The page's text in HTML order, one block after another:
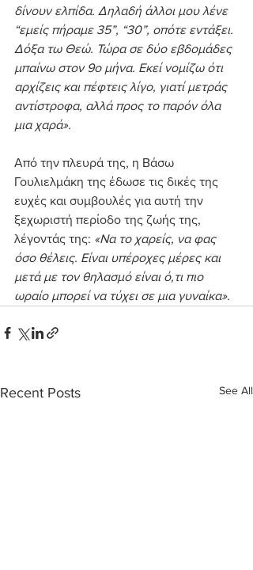
δίνουν ελπίδα. Δηλαδή άλλοι μου λένε
“εμείς πήραμε 35”, “30”, οπότε εντάξει.
Δόξα τω Θεώ. Τώρα σε δύο εβδομάδες
μπαίνω στον 9ο μήνα. Εκεί νομίζω ότι
αρχίζεις και πέφτεις λίγο, γιατί μετράς
αντίστροφα, αλλά προς το παρόν όλα
μια χαρά».
Από την πλευρά της, η Βάσω
Γουλιελμάκη της έδωσε τις δικές της
ευχές και συμβουλές για αυτή την
ξεχωριστή περίοδο της ζωής της,
λέγοντάς της: «Να το χαρείς, να φας
όσο θέλεις. Είναι υπέροχες μέρες και
μετά με τον θηλασμό είναι ό,τι πιο
ωραίο μπορεί να τύχει σε μια γυναίκα».
Recent Posts See All